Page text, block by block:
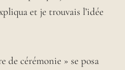
et je trouvais l’idée
de cérémonie » se posa